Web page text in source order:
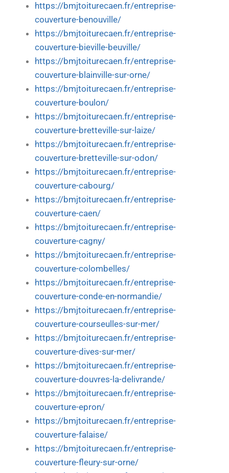
https://bmjtoiturecaen.fr/entreprise-
couverture-benouville/
https://bmjtoiturecaen.fr/entreprise-
couverture-bieville-beuville/
https://bmjtoiturecaen.fr/entreprise-
couverture-blainville-sur-orne/
https://bmjtoiturecaen.fr/entreprise-
couverture-boulon/
https://bmjtoiturecaen.fr/entreprise-
couverture-bretteville-sur-laize/
https://bmjtoiturecaen.fr/entreprise-
couverture-bretteville-sur-odon/
https://bmjtoiturecaen.fr/entreprise-
couverture-cabourg/
https://bmjtoiturecaen.fr/entreprise-
couverture-caen/
https://bmjtoiturecaen.fr/entreprise-
couverture-cagny/
https://bmjtoiturecaen.fr/entreprise-
couverture-colombelles/
https://bmjtoiturecaen.fr/entreprise-
couverture-conde-en-normandie/
https://bmjtoiturecaen.fr/entreprise-
couverture-courseulles-sur-mer/
https://bmjtoiturecaen.fr/entreprise-
couverture-dives-sur-mer/
https://bmjtoiturecaen.fr/entreprise-
couverture-douvres-la-delivrande/
https://bmjtoiturecaen.fr/entreprise-
couverture-epron/
https://bmjtoiturecaen.fr/entreprise-
couverture-falaise/
https://bmjtoiturecaen.fr/entreprise-
couverture-fleury-sur-orne/